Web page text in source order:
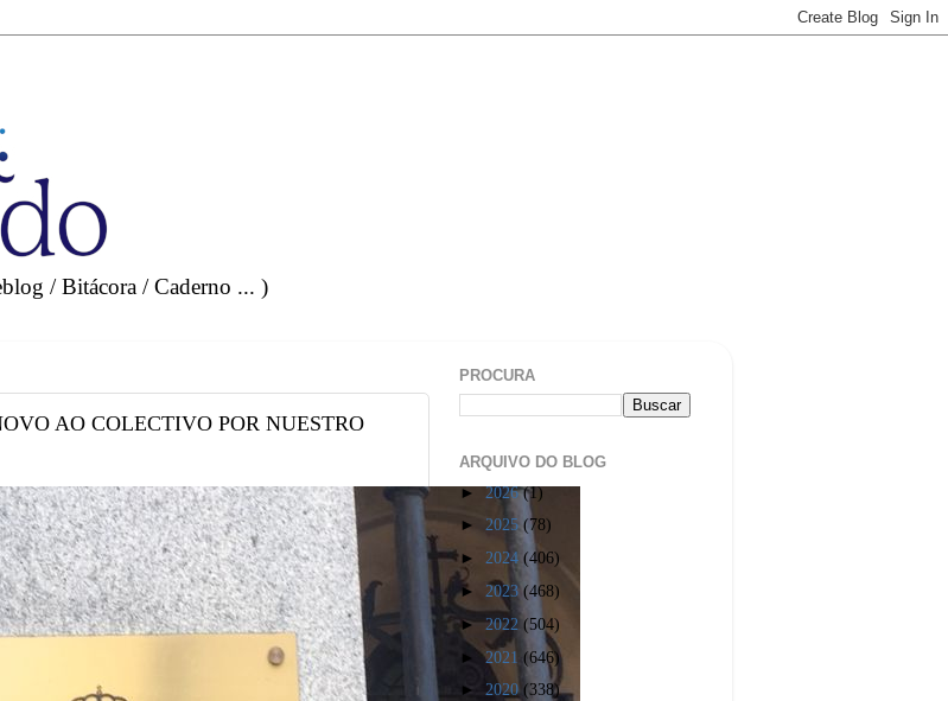
/ Bitácora / Caderno ... )
AO COLECTIVO POR NUESTRO
PROCURA
ARQUIVO DO BLOG
►2026(1)
► 2025 (78)
► 2024 (406)
► 2023 (468)
►2022 (504)
►2021 (646)
► 2020 (338)